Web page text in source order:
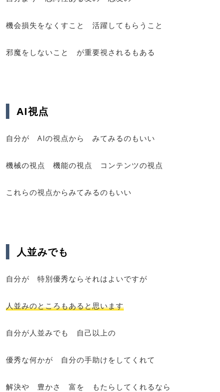
機会損失をなくすこと 活躍してもらうこと
邪魔をしないこと が重要視されるもある
AI視点
自分が AIの視点から みてみるのもいい
機械の視点 機能の視点 コンテンツの視点
これらの視点からみてみるのもいい
人並みでも
自分が 特別優秀ならそれはよいですが
人並みのところもあると思います
自分が人並みでも 自己以上の
優秀な何かが 自分の手助けをしてくれて
解決や 豊かさ 富を もたらしてくれるなら